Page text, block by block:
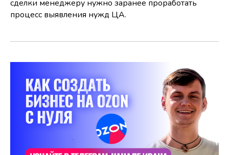
сделки менеджеру нужно заранее проработать
процесс выявления нужд ЦА.